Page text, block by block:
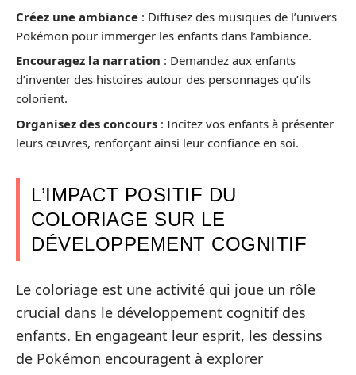
Créez une ambiance : Diffusez des musiques de l’univers
Pokémon pour immerger les enfants dans l’ambiance.
Encouragez la narration : Demandez aux enfants
d’inventer des histoires autour des personnages qu’ils
colorient.
Organisez des concours : Incitez vos enfants à présenter
leurs œuvres, renforçant ainsi leur confiance en soi.
L’IMPACT POSITIF DU
COLORIAGE SUR LE
DÉVELOPPEMENT COGNITIF
Le coloriage est une activité qui joue un rôle
crucial dans le développement cognitif des
enfants. En engageant leur esprit, les dessins
de Pokémon encouragent à explorer